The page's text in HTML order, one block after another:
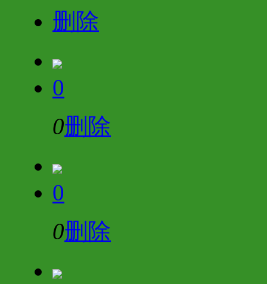
删除
0
0删除
0
0删除